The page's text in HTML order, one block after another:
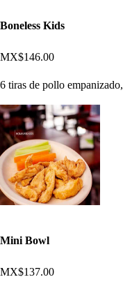
Boneless Kids
MX$146.00
6 tiras de pollo
Mini Bowl
MX$137.00